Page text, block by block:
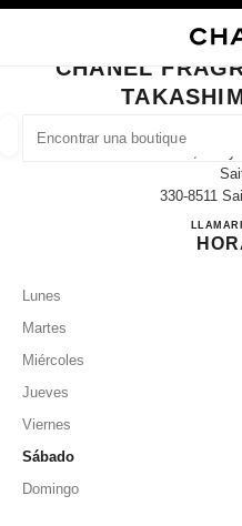
BUSCAR
las sugerencias se muestran
0 Sugerencias disponibles
CERRAR TARJETA DE BOUTIQUE
CHANEL
1-32 Daimon-Cho,
330-8511
LLAMAR
048-
Lunes
Martes
Miércoles
Jueves
Viernes
Sábado
Domingo
resultado de los filtros por: